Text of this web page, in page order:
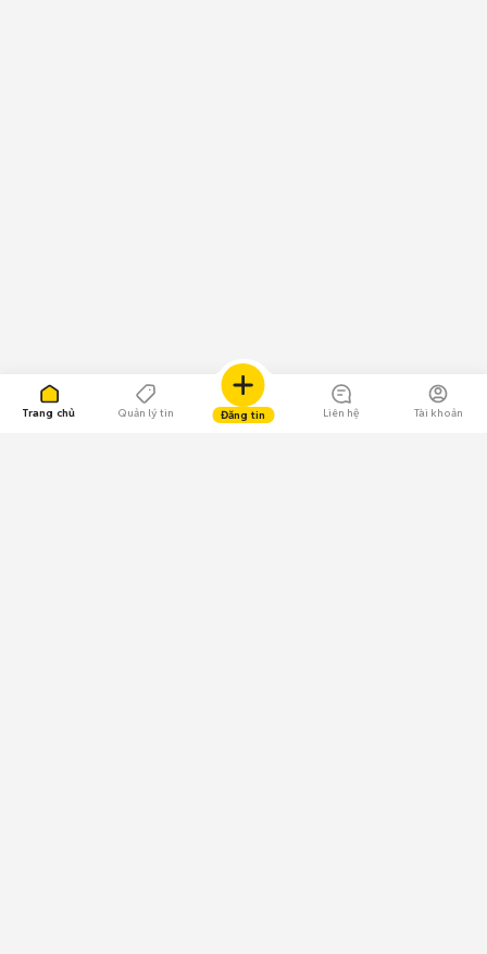
Trang chủ Quản lý tin Đăng tin Liên hệ Tài khoản